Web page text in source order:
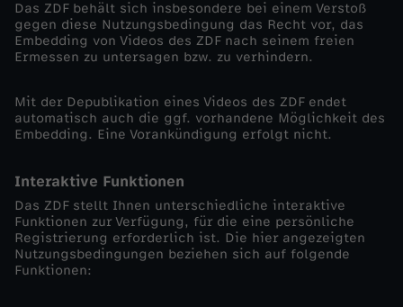
Das ZDF behält sich insbesondere bei einem Verstoß
gegen diese Nutzungsbedingung das Recht vor, das
Embedding von Videos des ZDF nach seinem freien
Ermessen zu untersagen bzw. zu verhindern.
Mit der Depublikation eines Videos des ZDF endet
automatisch auch die ggf. vorhandene Möglichkeit des
Embedding. Eine Vorankündigung erfolgt nicht.
Interaktive Funktionen
Das ZDF stellt Ihnen unterschiedliche interaktive
Funktionen zur Verfügung, für die eine persönliche
Registrierung erforderlich ist. Die hier angezeigten
Nutzungsbedingungen beziehen sich auf folgende
Funktionen: